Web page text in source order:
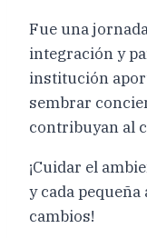
Fue una
integración y
institución
sembrar
contribuyan al
¡Cuidar el
y cada
cambios!